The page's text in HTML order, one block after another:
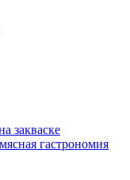
закваске
гастрономия